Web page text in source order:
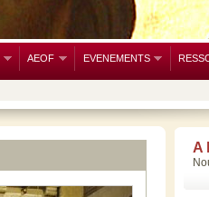
AEOF EVENEMENTS
A